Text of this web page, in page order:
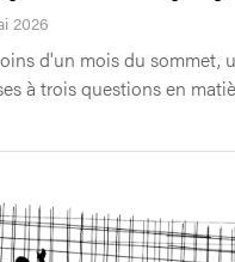
2026
d'un mois du sommet,
à trois questions en